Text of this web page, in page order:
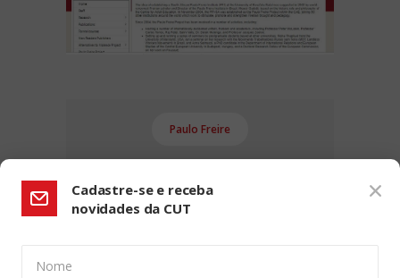
Paulo Freire
Cadastre-se e receba
novidades da CUT
Nome